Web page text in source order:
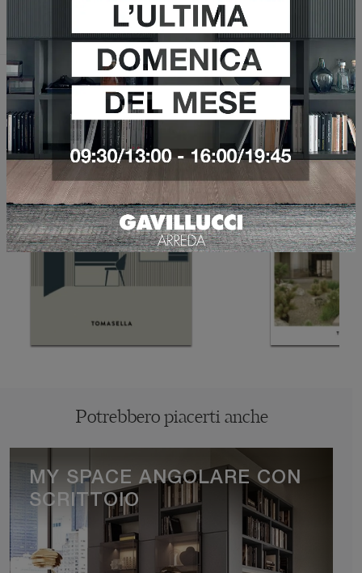
Sfoglia i cataloghi
Invia
Potrebbero piacerti anche
MY SPACE ANGOLARE CON
SCRITTOIO